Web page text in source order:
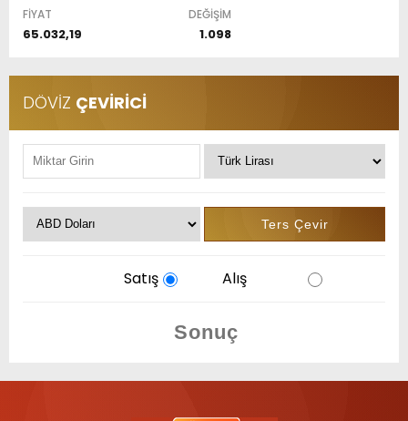
FİYAT DEĞİŞİM
65.032,19 1.098
DÖVİZ ÇEVİRİCİ
Satış Alış